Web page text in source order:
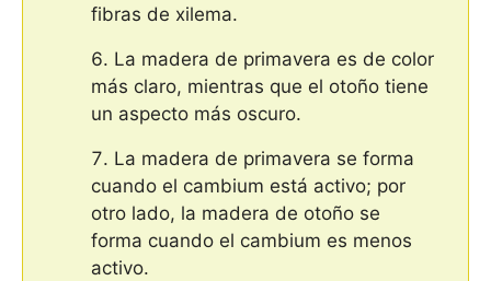
fibras de xilema.
La madera de primavera es de color
más claro, mientras que el otoño tiene
un aspecto más oscuro.
La madera de primavera se forma
cuando el cambium está activo; por
otro lado, la madera de otoño se
forma cuando el cambium es menos
activo.